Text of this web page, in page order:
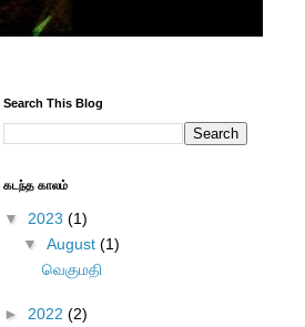
Search This Blog
கடந்த காலம்
▼ 2023 (1)
▼ August (1)
வெகுமதி
► 2022 (2)